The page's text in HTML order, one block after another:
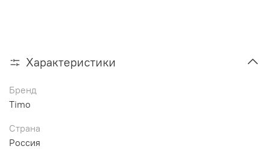
Характеристики
Бренд
Timo
Страна
Россия